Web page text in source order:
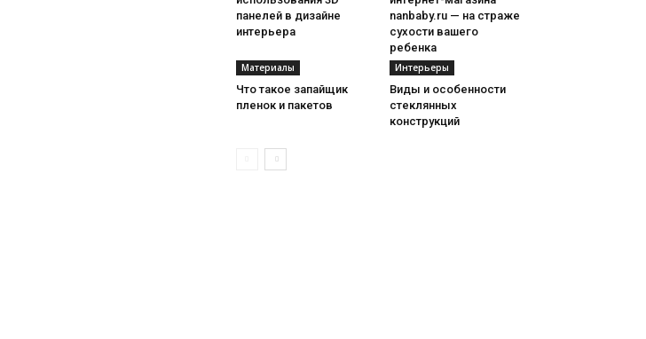
панелей в дизайне
интерьера
nanbaby.ru — на страже
сухости вашего
ребенка
Материалы
Что такое запайщик
пленок и пакетов
Интерьеры
Виды и особенности
стеклянных
конструкций